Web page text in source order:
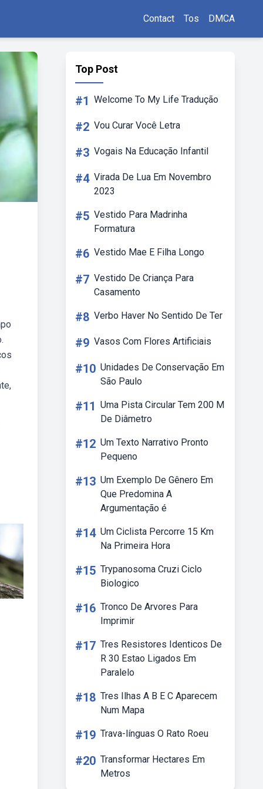
Contact Tos DMCA
Top Post
#1 Welcome To My Life Tradução
#2 Vou Curar Você Letra
#3 Vogais Na Educação Infantil
#4 Virada De Lua Em Novembro
2023
#5 Vestido Para Madrinha
Formatura
#6 Vestido Mae E Filha Longo
#7 Vestido De Criança Para
Casamento
#8 Verbo Haver No Sentido De Ter
#9 Vasos Com Flores Artificiais
#10 Unidades De Conservação Em
São Paulo
#11 Uma Pista Circular Tem 200 M
De Diâmetro
#12 Um Texto Narrativo Pronto
Pequeno
#13 Um Exemplo De Gênero Em
Que Predomina A
Argumentação é
#14 Um Ciclista Percorre 15 Km
Na Primeira Hora
#15 Trypanosoma Cruzi Ciclo
Biologico
#16 Tronco De Arvores Para
Imprimir
#17 Tres Resistores Identicos De
R 30 Estao Ligados Em
Paralelo
#18 Tres Ilhas A B E C Aparecem
Num Mapa
#19 Trava-línguas O Rato Roeu
#20 Transformar Hectares Em
Metros